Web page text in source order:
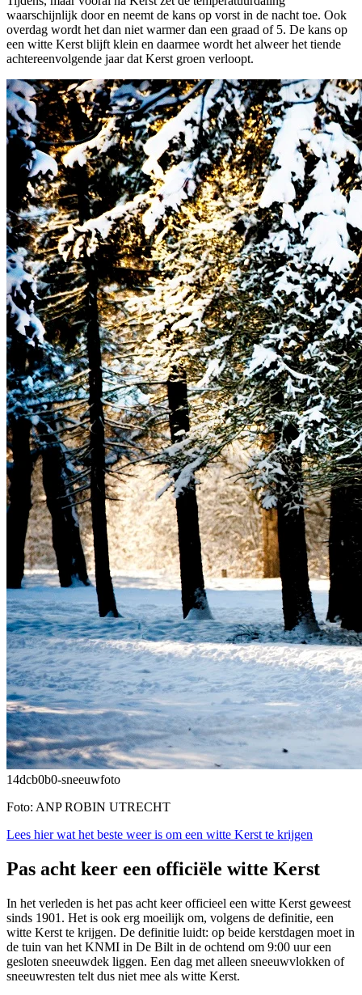
waarschijnlijk door en neemt de kans op vorst in de nacht toe. Ook
overdag wordt het dan niet warmer dan een graad of 5. De kans op
een witte Kerst blijft klein en daarmee wordt het alweer het tiende
achtereenvolgende jaar dat Kerst groen verloopt.
14dcb0b0-sneeuwfoto
Foto: ANP ROBIN UTRECHT
Lees hier wat het beste weer is om een witte Kerst te krijgen
Pas acht keer een officiële witte Kerst
In het verleden is het pas acht keer officieel een witte Kerst geweest
sinds 1901. Het is ook erg moeilijk om, volgens de definitie, een
witte Kerst te krijgen. De definitie luidt: op beide kerstdagen moet in
de tuin van het KNMI in De Bilt in de ochtend om 9:00 uur een
gesloten sneeuwdek liggen. Een dag met alleen sneeuwvlokken of
sneeuwresten telt dus niet mee als witte Kerst.